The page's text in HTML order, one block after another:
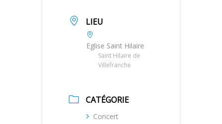
LIEU
Eglise Saint Hilaire
Saint Hilaire de
Villefranche
CATÉGORIE
Concert